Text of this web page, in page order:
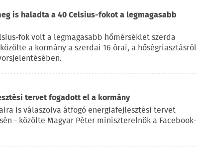
is haladta a 40 Celsius-fokot a legmagasabb
fok volt a legmagasabb hőmérséklet szerda
a kormány a szerdai 16 órai, a hőségriasztásról
tervet fogadott el a kormány
is válaszolva átfogó energiafejlesztési tervet
- közölte Magyar Péter miniszterelnök a Facebook-